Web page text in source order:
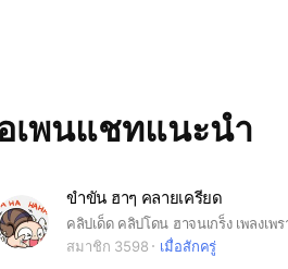
เพนแชทแนะนำ
ขำขัน​ ฮาๆ​ คลายเครียด
สมาชิก 3598
เมื่อสักครู่